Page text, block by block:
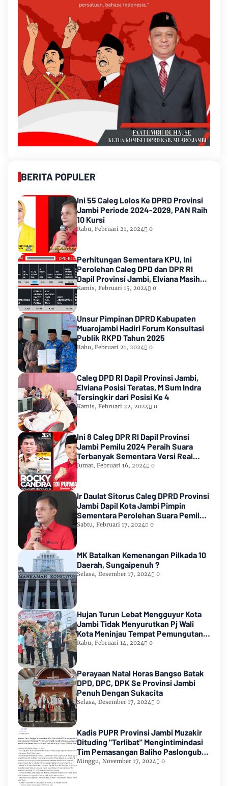
BERITA POPULER
Ini 55 Caleg Lolos Ke DPRD Provinsi
Jambi Periode 2024-2029, PAN Raih
10 Kursi
Rabu, Februari 21, 2024 0
Perhitungan Sementara KPU, Ini
Perolehan Caleg DPD dan DPR RI
Dapil Provinsi Jambi, Elviana Masih
Urutan Kedua Teratas
Kamis, Februari 15, 2024 0
Unsur Pimpinan DPRD Kabupaten
Muarojambi Hadiri Forum Konsultasi
Publik RKPD Tahun 2025
Rabu, Februari 21, 2024 0
Caleg DPD RI Dapil Provinsi Jambi,
Elviana Posisi Teratas, M Sum Indra
Tersingkir dari Posisi Ke 4
Kamis, Februari 22, 2024 0
Ini 8 Caleg DPR RI Dapil Provinsi
Jambi Pemilu 2024 Peraih Suara
Terbanyak Sementara Versi Real
Count KPU RI
Jumat, Februari 16, 2024 0
Ir Daulat Sitorus Caleg DPRD Provinsi
Jambi Dapil Kota Jambi Pimpin
Sementara Perolehan Suara Pemilu
2024
Sabtu, Februari 17, 2024 0
MK Batalkan Kemenangan Pilkada 10
Daerah, Sungaipenuh ?
Selasa, Desember 17, 2024 0
Hujan Turun Lebat Mengguyur Kota
Jambi Tidak Menyurutkan Pj Wali
Kota Meninjau Tempat Pemungutan
Suara Pemilu 2024
Rabu, Februari 14, 2024 0
Perayaan Natal Horas Bangso Batak
DPD, DPC, DPK Se Provinsi Jambi
Penuh Dengan Sukacita
Selasa, Desember 17, 2024 0
Kadis PUPR Provinsi Jambi Muzakir
Dituding "Terlibat" Mengintimindasi
Tim Pemasangan Baliho Paslongub
Romi-Sudirman
Minggu, November 17, 2024 0